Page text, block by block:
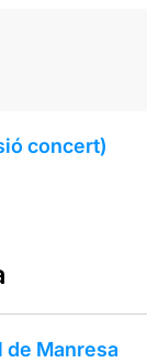
concert)
de Manresa